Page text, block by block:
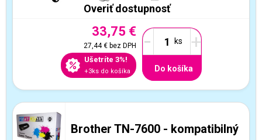
Overiť dostupnosť
33,75 €
27,44 €bez DPH
Ušetríte 3%!
+3ks do košíka
- +
Do košíka
Brother TN-7600 - kompatibilný